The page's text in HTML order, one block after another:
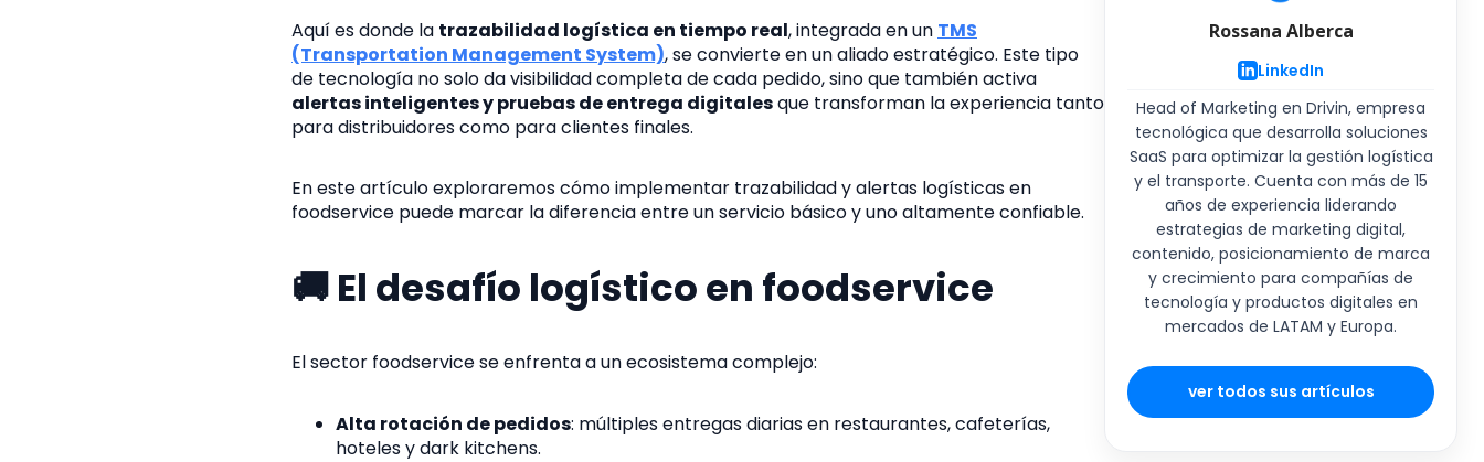
Aquí es donde la trazabilidad logística en tiempo real, integrada en un TMS
(Transportation Management System), se convierte en un aliado estratégico. Este tipo
de tecnología no solo da visibilidad completa de cada pedido, sino que también activa
alertas inteligentes y pruebas de entrega digitalesque transforman la experiencia tanto
para distribuidores como para clientes finales.
En este artículo exploraremos cómo implementar trazabilidad y alertas logísticas en
foodservice puede marcar la diferencia entre un servicio básico y uno altamente confiable.
🚚 El desafío logístico en foodservice
El sector foodservice se enfrenta a un ecosistema complejo:
Alta rotación de pedidos: múltiples entregas diarias en restaurantes, cafeterías,
hoteles y dark kitchens.
Rossana Alberca
LinkedIn
Head of Marketing en Drivin, empresa
tecnológica que desarrolla soluciones
SaaS para optimizar la gestión logística
y el transporte. Cuenta con más de 15
años de experiencia liderando
estrategias de marketing digital,
contenido, posicionamiento de marca
y crecimiento para compañías de
tecnología y productos digitales en
mercados de LATAM y Europa.
ver todos sus artículos